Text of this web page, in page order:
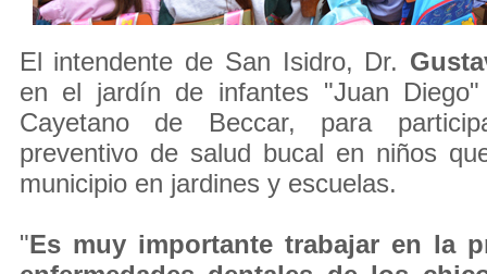
El intendente de San Isidro, Dr.
en el jardín de infantes "Juan
Cayetano de Beccar, para
preventivo de salud bucal en niños
municipio en jardines y escuelas.
"Es muy importante trabajar en la